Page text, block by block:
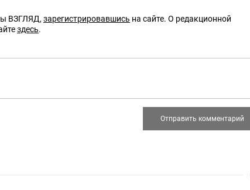
ВЗГЛЯД, зарегистрировавшись на сайте. О редакционной
здесь.